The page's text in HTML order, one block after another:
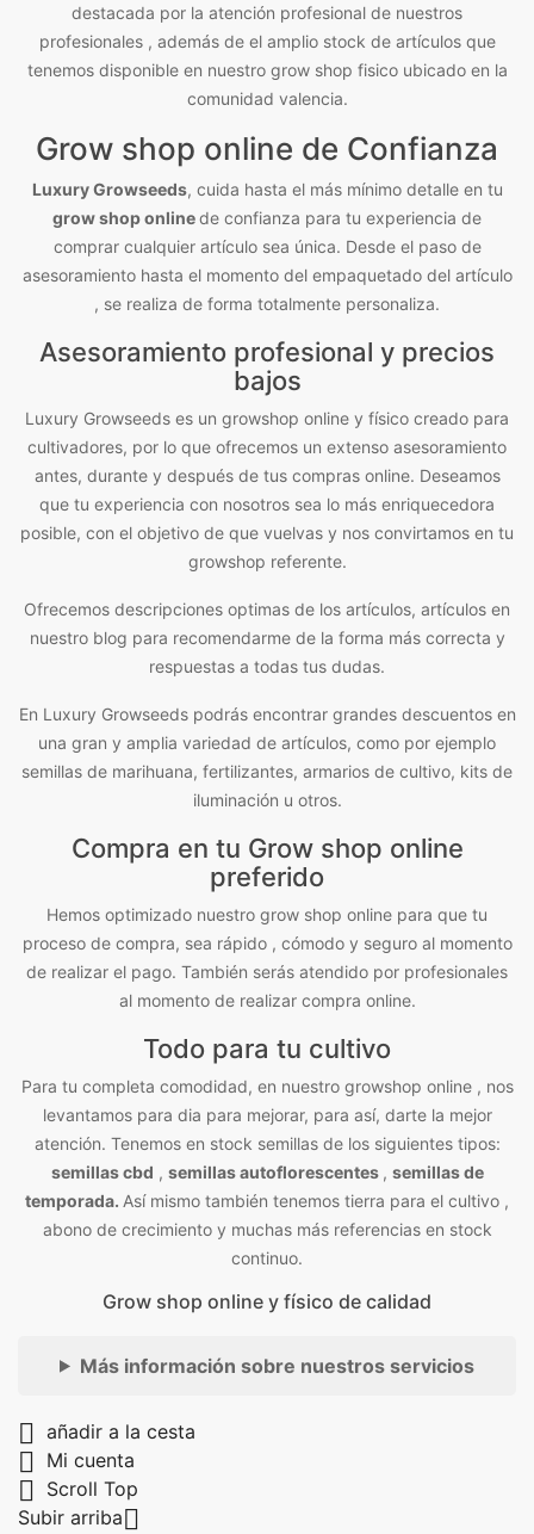
destacada por la atención profesional de nuestros
profesionales , además de el amplio stock de artículos que
tenemos disponible en nuestro grow shop fisico ubicado en la
comunidad valencia.
Grow shop online de Confianza
Luxury Growseeds, cuida hasta el más mínimo detalle en tu
grow shop onlinede confianza para tu experiencia de
comprar cualquier artículo sea única. Desde el paso de
asesoramiento hasta el momento del empaquetado del artículo
, se realiza de forma totalmente personaliza.
Asesoramiento profesional y precios
bajos
Luxury Growseeds es un growshop online y físico creado para
cultivadores, por lo que ofrecemos un extenso asesoramiento
antes, durante y después de tus compras online. Deseamos
que tu experiencia con nosotros sea lo más enriquecedora
posible, con el objetivo de que vuelvas y nos convirtamos en tu
growshop referente.
Ofrecemos descripciones optimas de los artículos, artículos en
nuestro blog para recomendarme de la forma más correcta y
respuestas a todas tus dudas.
En Luxury Growseeds podrás encontrar grandes descuentos en
una gran y amplia variedad de artículos, como por ejemplo
semillas de marihuana, fertilizantes, armarios de cultivo, kits de
iluminación u otros.
Compra en tu Grow shop online
preferido
Hemos optimizado nuestro grow shop online para que tu
proceso de compra, sea rápido , cómodo y seguro al momento
de realizar el pago. También serás atendido por profesionales
al momento de realizar compra online.
Todo para tu cultivo
Para tu completa comodidad, en nuestro growshop online , nos
levantamos para dia para mejorar, para así, darte la mejor
atención. Tenemos en stock semillas de los siguientes tipos:
semillas cbd , semillas autoflorescentes , semillas de
temporada. Así mismo también tenemos tierra para el cultivo ,
abono de crecimiento y muchas más referencias en stock
continuo.
Grow shop online y físico de calidad
Más información sobre nuestros servicios
 añadir a la cesta
 Mi cuenta
 Scroll Top
Subir arriba